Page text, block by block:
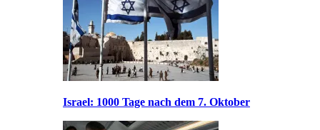
Israel: 1000 Tage nach dem 7. Oktober